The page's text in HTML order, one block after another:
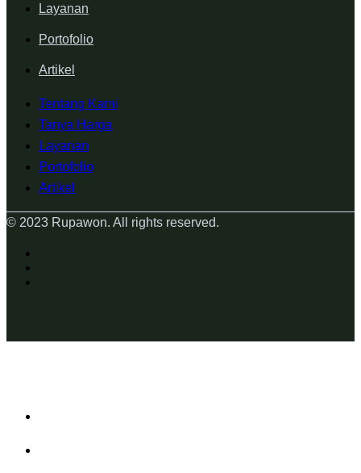
Layanan
Portofolio
Artikel
Tentang Kami
Tanya Harga
Layanan
Portofolio
Artikel
© 2023 Rupawon. All rights reserved.